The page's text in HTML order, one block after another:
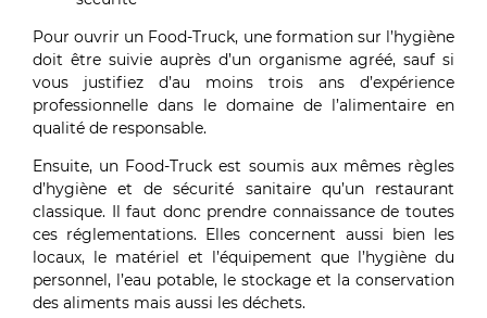
Pour ouvrir un Food-Truck, une formation sur l’hygiène
doit être suivie auprès d’un organisme agréé, sauf si
vous justifiez d’au moins trois ans d’expérience
professionnelle dans le domaine de l’alimentaire en
qualité de responsable.
Ensuite, un Food-Truck est soumis aux mêmes règles
d’hygiène et de sécurité sanitaire qu’un restaurant
classique. Il faut donc prendre connaissance de toutes
ces réglementations. Elles concernent aussi bien les
locaux, le matériel et l’équipement que l’hygiène du
personnel, l’eau potable, le stockage et la conservation
des aliments mais aussi les déchets.